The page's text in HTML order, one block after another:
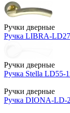
Ручки дверные
Ручка LIBRA-
Ручки дверные
Ручка Stella LD55-
Ручки дверные
Ручка DIONA-LD-